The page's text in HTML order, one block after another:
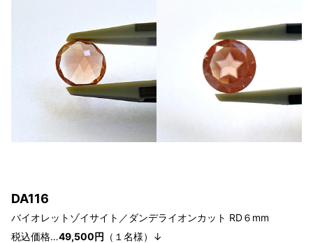
DA116
バイオレットゾイサイト／ダンデライオンカット RD６ mm
税込価格…49,500円 （１ 名様）↓